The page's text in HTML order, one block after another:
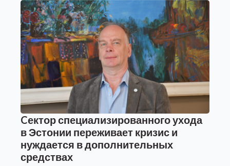
Cектор специализированного ухода
в Эстонии переживает кризис и
нуждается в дополнительных
средствах